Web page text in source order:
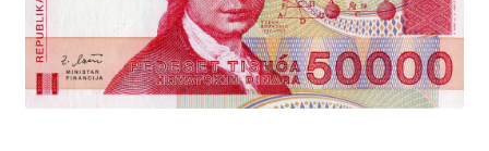
Mijn account
Alg. voorw.